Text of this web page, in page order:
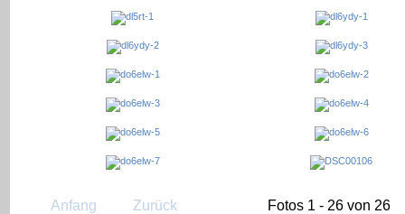
Anfang Zurück Fotos 1 - 26 von 26